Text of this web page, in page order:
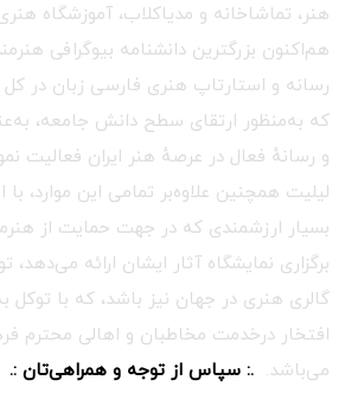
هنر، تماشاخانه و مدیاکلاب، آموزشگاه
هم‌اکنون بزرگترین دانشنامه بیوگرافی
رسانه و استارتاپ هنری فارسی زبان در
که به‌منظور ارتقای سطح دانش جامعه،
و رسانهٔ فعال در عرصهٔ هنر ایران فعالیت
لیلیت همچنین علاوه‌بر تمامی این موارد، با
بسیار ارزشمندی که در جهت حمایت از
برگزاری نمایشگاه آثار ایشان ارائه می‌دهد،
گالری هنری در جهان نیز باشد، که با توکل
افتخار درخدمت مخاطبان و اهالی محترم
می‌باشد. .: سپاس از توجه و همراهی‌تان :.